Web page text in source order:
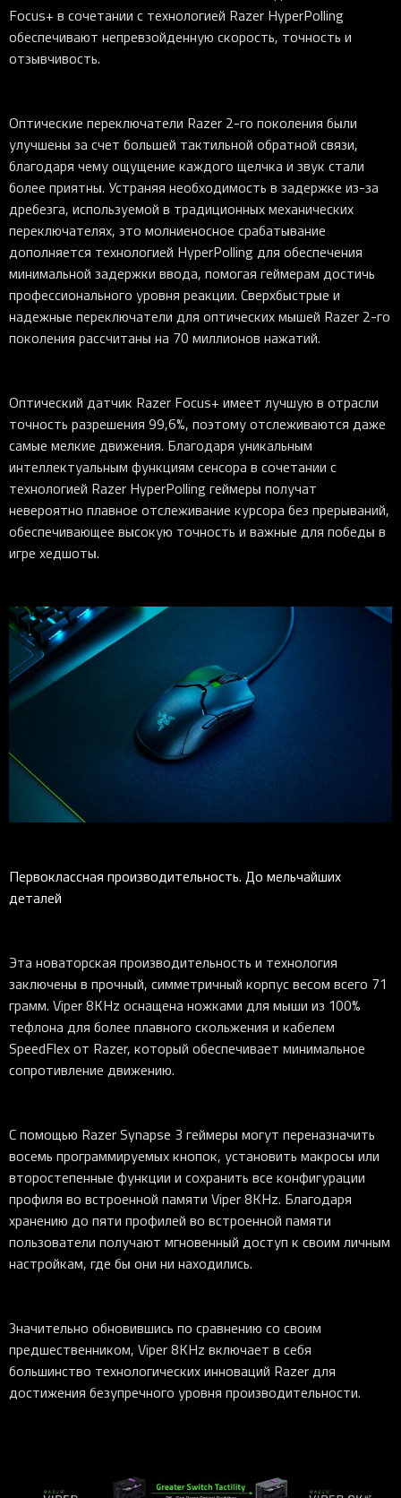
Focus+ в сочетании с технологией Razer HyperPolling
обеспечивают непревзойденную скорость, точность и
отзывчивость.
Оптические переключатели Razer 2-го поколения были
улучшены за счет большей тактильной обратной связи,
благодаря чему ощущение каждого щелчка и звук стали
более приятны. Устраняя необходимость в задержке из-за
дребезга, используемой в традиционных механических
переключателях, это молниеносное срабатывание
дополняется технологией HyperPolling для обеспечения
минимальной задержки ввода, помогая геймерам достичь
профессионального уровня реакции. Сверхбыстрые и
надежные переключатели для оптических мышей Razer 2-го
поколения рассчитаны на 70 миллионов нажатий.
Оптический датчик Razer Focus+ имеет лучшую в отрасли
точность разрешения 99,6%, поэтому отслеживаются даже
самые мелкие движения. Благодаря уникальным
интеллектуальным функциям сенсора в сочетании с
технологией Razer HyperPolling геймеры получат
невероятно плавное отслеживание курсора без прерываний,
обеспечивающее высокую точность и важные для победы в
игре хедшоты.
Первоклассная производительность. До мельчайших
деталей
Эта новаторская производительность и технология
заключены в прочный, симметричный корпус весом всего 71
грамм. Viper 8KHz оснащена ножками для мыши из 100%
тефлона для более плавного скольжения и кабелем
SpeedFlex от Razer, который обеспечивает минимальное
сопротивление движению.
С помощью Razer Synapse 3 геймеры могут переназначить
восемь программируемых кнопок, установить макросы или
второстепенные функции и сохранить все конфигурации
профиля во встроенной памяти Viper 8KHz. Благодаря
хранению до пяти профилей во встроенной памяти
пользователи получают мгновенный доступ к своим личным
настройкам, где бы они ни находились.
Значительно обновившись по сравнению со своим
предшественником, Viper 8KHz включает в себя
большинство технологических инноваций Razer для
достижения безупречного уровня производительности.